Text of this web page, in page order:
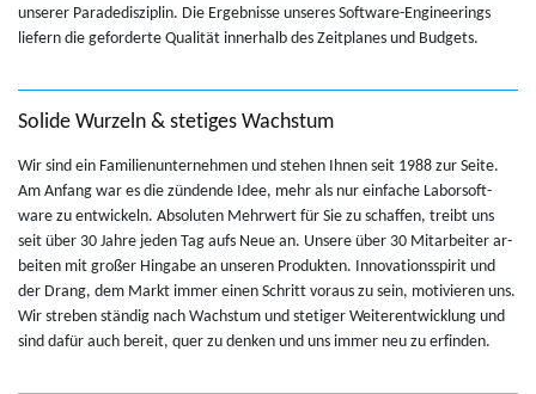
un­serer Pa­radediszi­plin. Die Ergeb­nisse un­seres Soft­ware-En­gi­neer­ings
liefern die geforderte Qualität in­ner­halb des Zeit­planes und Bud­gets.
Solide Wurzeln & stetiges Wachstum
Wir sind ein Fam­i­lienun­ternehmen und ste­hen Ihnen seit 1988 zur Seite.
Am An­fang war es die zündende Idee, mehr als nur ein­fache Labor­soft­
ware zu en­twick­eln. Ab­soluten Mehrw­ert für Sie zu schaf­fen, treibt uns
seit über 30 Jahre jeden Tag aufs Neue an. Un­sere über 30 Mi­tar­beiter ar­
beiten mit großer Hingabe an un­seren Pro­duk­ten. In­no­va­tion­sspirit und
der Drang, dem Markt immer einen Schritt vo­raus zu sein, mo­tivieren uns.
Wir streben ständig nach Wach­s­tum und stetiger Weit­er­en­twick­lung und
sind dafür auch bereit, quer zu denken und uns immer neu zu erfinden.